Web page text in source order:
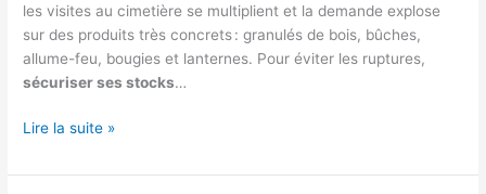
les visites au cimetière se multiplient et la demande explose
sur des produits très concrets : granulés de bois, bûches,
allume-feu, bougies et lanternes. Pour éviter les ruptures,
sécuriser ses stocks…
Haute-
:
Lire la suite »